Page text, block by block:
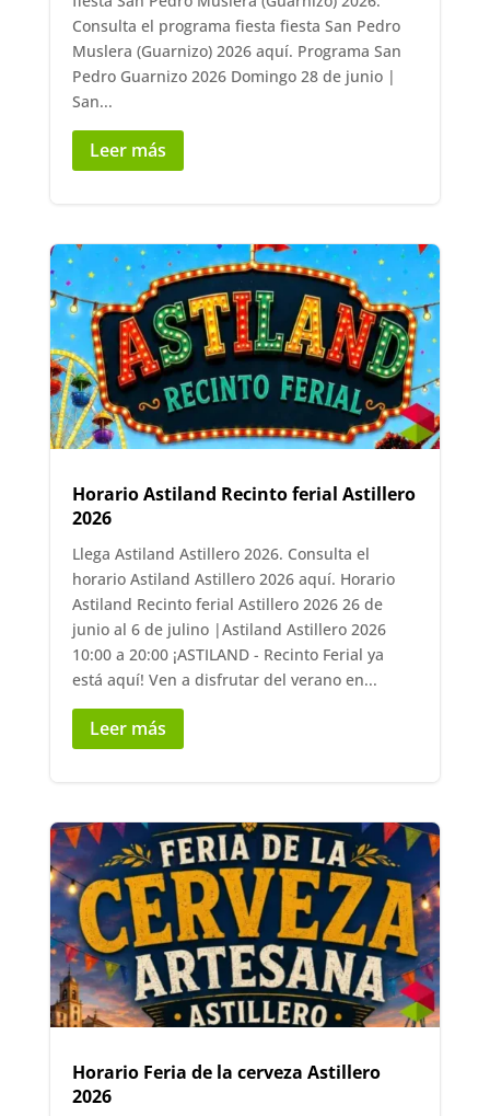
Consulta el programa fiesta fiesta San Pedro
Muslera (Guarnizo) 2026 aquí. Programa San
Pedro Guarnizo 2026 Domingo 28 de junio |
San...
Leer más
Horario Astiland Recinto ferial Astillero
2026
Llega Astiland Astillero 2026. Consulta el
horario Astiland Astillero 2026 aquí. Horario
Astiland Recinto ferial Astillero 2026 26 de
junio al 6 de julino |Astiland Astillero 2026
10:00 a 20:00 ¡ASTILAND - Recinto Ferial ya
está aquí! Ven a disfrutar del verano en...
Leer más
Horario Feria de la cerveza Astillero
2026